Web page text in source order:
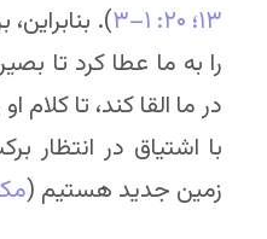
۱۳؛ ۲۰: ۱–۳
).
را به ما عطا کرد تا
در ما القا کند، تا
با اشتیاق در انتظار
زمین جدید هستیم (